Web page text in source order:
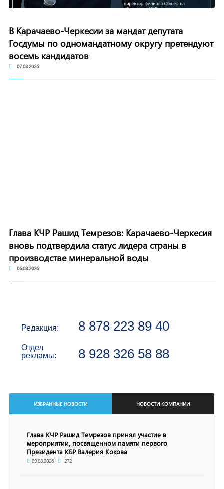
В Карачаево-Черкесии за мандат депутата
Госдумы по одномандатному округу претендуют
восемь кандидатов
07.08.2026
Глава КЧР Рашид Темрезов: Карачаево-Черкесия
вновь подтвердила статус лидера страны в
производстве минеральной воды
06.08.2026
Редакция: 8 878 223 89 40
Отдел
рекламы:
8 928 326 58 88
ИЗБРАННЫЕ НОВОСТИ НОВОСТИ КОМПАНИИ
Глава КЧР Рашид Темрезов принял участие в
мероприятии, посвященном памяти первого
Президента КБР Валерия Кокова
09.08.2026 272